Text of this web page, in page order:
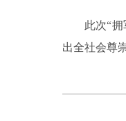
此次“
出全社会尊